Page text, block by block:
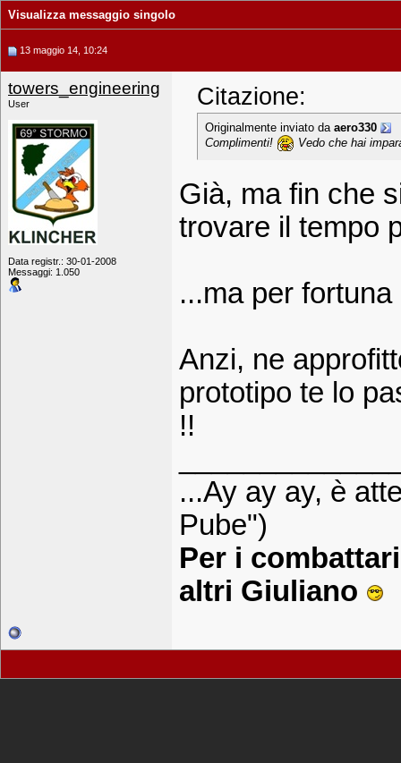
Visualizza messaggio singolo
13 maggio 14, 10:24
towers_engineering
User
Data registr.: 30-01-2008
Messaggi: 1.050
Citazione:
Originalmente inviato da aero330
Complimenti!
Vedo che hai
Già, ma fin che
trovare il tempo
...ma per
Anzi, ne
prototipo te lo
!!
...Ay ay ay, è
Pube")
Per i
altri Giuliano